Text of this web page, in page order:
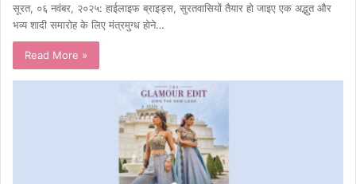
सूरत, ०६ नवंबर, २०२५: हाईलाइफ ब्राइड्स, सुरतवासियों तैयार हो जाइए एक अद्भुत और
भव्य शादी समारोह के लिए मंत्रमुग्ध होने…
Read More »